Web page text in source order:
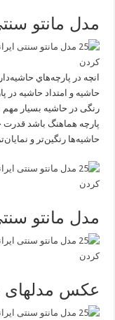
مدل مانتو
انچه در پارچه‌هاي
حاشیه و امتداد حاشیه
رنگی در حاشیه بسیار مهم
پارچه هماهنگ باشد قدرت
حاشیه‌ها رنگین‌تر و
مدل مانتو
عکس مدلهای